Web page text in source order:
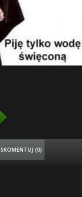
SKOMENTUJ (0)